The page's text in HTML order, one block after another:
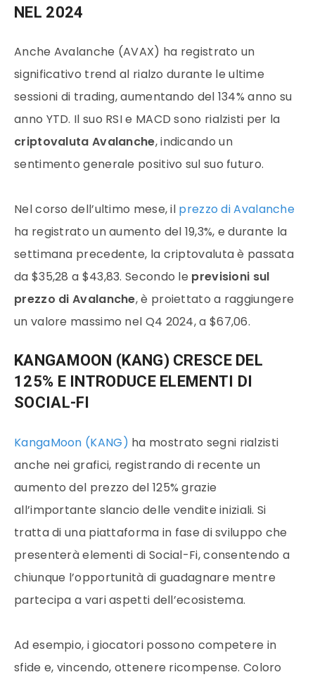
NEL 2024
Anche Avalanche (AVAX) ha registrato un
significativo trend al rialzo durante le ultime
sessioni di trading, aumentando del 134% anno su
anno YTD. Il suo RSI e MACD sono rialzisti per la
criptovaluta Avalanche, indicando un
sentimento generale positivo sul suo futuro.
Nel corso dell’ultimo mese, il prezzo di Avalanche
ha registrato un aumento del 19,3%, e durante la
settimana precedente, la criptovaluta è passata
da $35,28 a $43,83. Secondo le previsioni sul
prezzo di Avalanche, è proiettato a raggiungere
un valore massimo nel Q4 2024, a $67,06.
KANGAMOON (KANG) CRESCE DEL
125% E INTRODUCE ELEMENTI DI
SOCIAL-FI
KangaMoon (KANG) ha mostrato segni rialzisti
anche nei grafici, registrando di recente un
aumento del prezzo del 125% grazie
all’importante slancio delle vendite iniziali. Si
tratta di una piattaforma in fase di sviluppo che
presenterà elementi di Social-Fi, consentendo a
chiunque l’opportunità di guadagnare mentre
partecipa a vari aspetti dell’ecosistema.
Ad esempio, i giocatori possono competere in
sfide e, vincendo, ottenere ricompense. Coloro